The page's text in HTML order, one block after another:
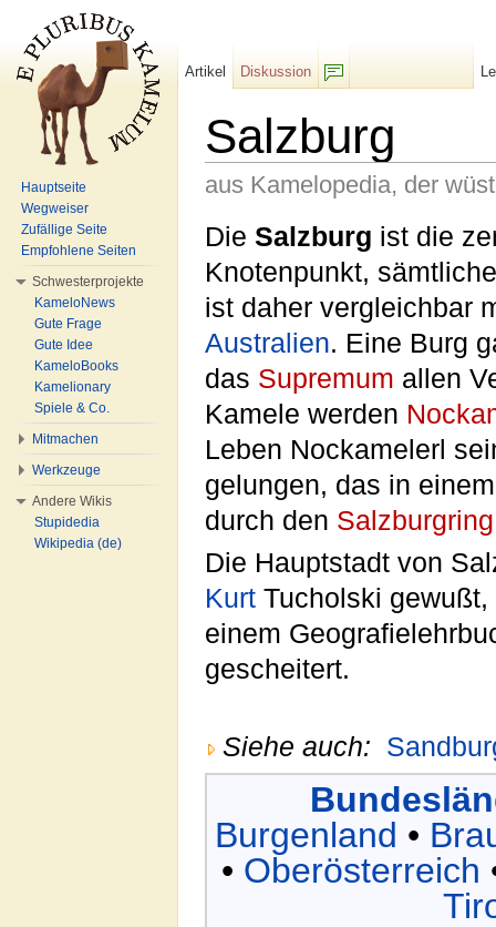
Salzburg
aus Kamelopedia, der
Die Salzburg ist die
Knotenpunkt,
ist daher vergleichbar
Australien. Eine Burg
das Supremum allen
Kamele werden
Leben Nockamelerl
gelungen, das in
durch den Salzburgring
Die Hauptstadt von
Kurt Tucholski
einem
gescheitert.
Siehe auch:
Burgenland •
• Oberösterreich
Artikel
Diskussion
Hauptseite
Wegweiser
Zufällige Seite
Empfohlene Seiten
Schwesterprojekte
KameloNews
Gute Frage
Gute Idee
KameloBooks
Kamelionary
Spiele & Co.
Mitmachen
Werkzeuge
Andere Wikis
Stupidedia
Wikipedia (de)